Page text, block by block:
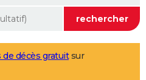
de décès gratuitsur